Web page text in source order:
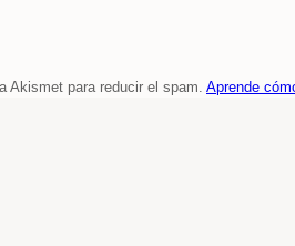
Akismet para reducir el spam. Aprende